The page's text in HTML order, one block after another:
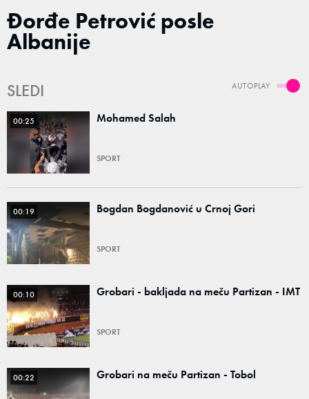
Đorđe Petrović posle
Albanije
AUTOPLAY
SLEDI
00:25 Mohamed Salah
SPORT
00:19 Bogdan Bogdanović u Crnoj Gori
SPORT
00:10 Grobari - bakljada na meču Partizan - IMT
SPORT
00:22 Grobari na meču Partizan - Tobol